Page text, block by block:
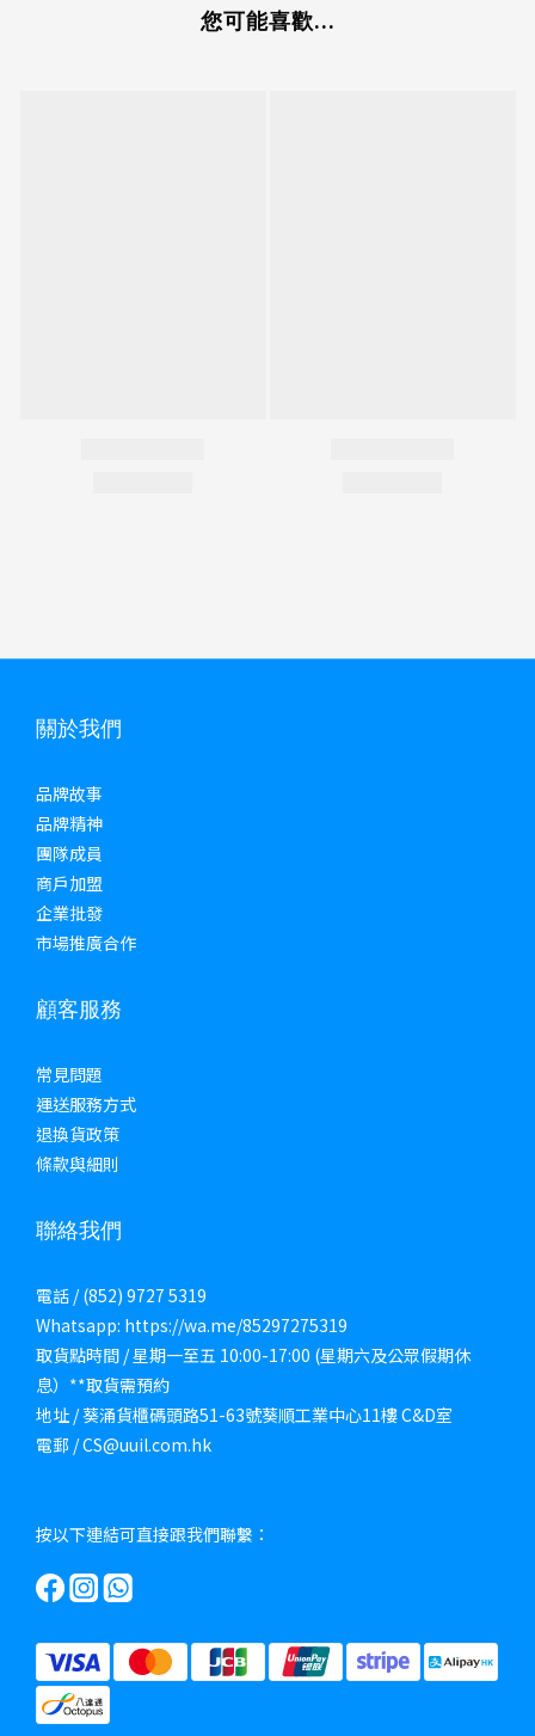
您可能喜歡...
關於我們
品牌故事
品牌精神
團隊成員
商戶加盟
企業批發
市場推廣合作
顧客服務
常見問題
運送服務方式
退換貨政策
條款與細則
聯絡我們
電話 / (852) 9727 5319
Whatsapp: https://wa.me/85297275319
取貨點時間 / 星期一至五 10:00-17:00 (星期六及公眾假期休
息）**取貨需預約
地址 / 葵涌貨櫃碼頭路51-63號葵順工業中心11樓 C&D室
電郵 / CS@uuil.com.hk
按以下連結可直接跟我們聯繫：